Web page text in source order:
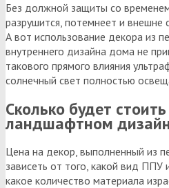
Без должной защиты со
разрушится, потемнеет и внешне
А вот использование декора из
внутреннего дизайна дома не
такового прямого влияния
солнечный свет полностью
Сколько будет
ландшафтном
Цена на декор, выполненный из
зависеть от того, какой вид ППУ
какое количество материала